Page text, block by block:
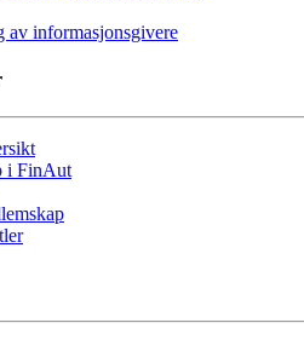
av informasjonsgivere
i FinAut